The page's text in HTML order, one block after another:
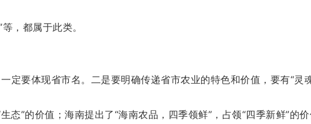
，都属于此类。
要体现省市名。二是要明确传递省市农业的特色和价值，要有“灵魂
态”的价值；海南提出了“海南农品，四季领鲜”，占领“四季新鲜”的价